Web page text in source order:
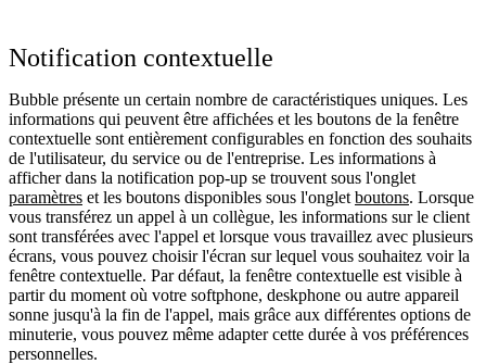
Notification contextuelle
Bubble présente un certain nombre de caractéristiques uniques. Les
informations qui peuvent être affichées et les boutons de la fenêtre
contextuelle sont entièrement configurables en fonction des souhaits
de l'utilisateur, du service ou de l'entreprise. Les informations à
afficher dans la notification pop-up se trouvent sous l'onglet
paramètres et les boutons disponibles sous l'onglet boutons. Lorsque
vous transférez un appel à un collègue, les informations sur le client
sont transférées avec l'appel et lorsque vous travaillez avec plusieurs
écrans, vous pouvez choisir l'écran sur lequel vous souhaitez voir la
fenêtre contextuelle. Par défaut, la fenêtre contextuelle est visible à
partir du moment où votre softphone, deskphone ou autre appareil
sonne jusqu'à la fin de l'appel, mais grâce aux différentes options de
minuterie, vous pouvez même adapter cette durée à vos préférences
personnelles.